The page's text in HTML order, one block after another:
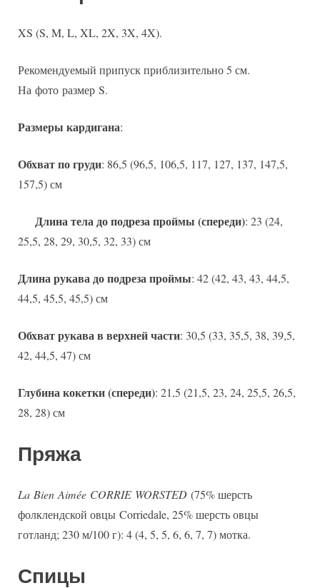
XS (S, M, L, XL, 2X, 3X, 4X).
Рекомендуемый припуск приблизительно 5 см.
На фото размер S.
Размеры кардигана:
Обхват по груди: 86,5 (96,5, 106,5, 117, 127, 137, 147,5,
157,5) см
Длина тела до подреза проймы (спереди): 23 (24,
25,5, 28, 29, 30,5, 32, 33) см
Длина рукава до подреза проймы: 42 (42, 43, 43, 44,5,
44,5, 45,5, 45,5) см
Обхват рукава в верхней части: 30,5 (33, 35,5, 38, 39,5,
42, 44,5, 47) см
Глубина кокетки (спереди): 21,5 (21,5, 23, 24, 25,5, 26,5,
28, 28) см
Пряжа
La Bien Aimée CORRIE WORSTED (75% шерсть
фолклендской овцы Corriedale, 25% шерсть овцы
готланд; 230 м/100 г): 4 (4, 5, 5, 6, 6, 7, 7) мотка.
Спицы